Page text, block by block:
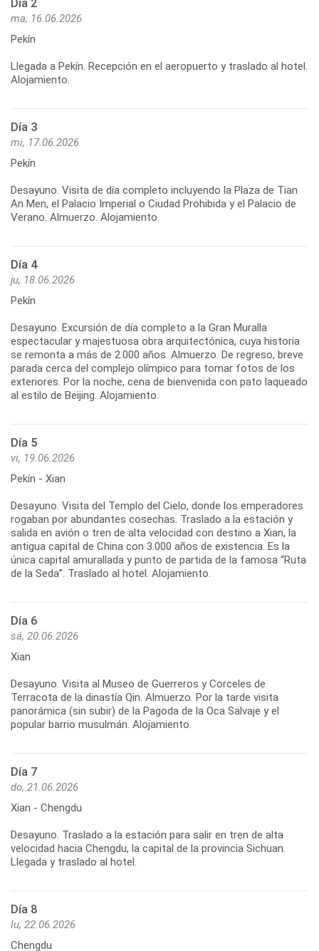
Día 2
ma, 16.06.2026
Pekín
Llegada a Pekín. Recepción en el aeropuerto y traslado al hotel.
Día 3
mi, 17.06.2026
Pekín
Desayuno. Visita de día completo incluyendo la Plaza de Tian
An Men, el Palacio Imperial o Ciudad Prohibida y el Palacio de
Día 4
ju, 18.06.2026
Pekín
Desayuno. Excursión de día completo a la Gran Muralla
espectacular y majestuosa obra arquitectónica, cuya historia
se remonta a más de 2.000 años. Almuerzo. De regreso, breve
parada cerca del complejo olímpico para tomar fotos de los
exteriores. Por la noche, cena de bienvenida con pato laqueado
Día 5
vi, 19.06.2026
Pekín - Xian
Desayuno. Visita del Templo del Cielo, donde los emperadores
rogaban por abundantes cosechas. Traslado a la estación y
salida en avión o tren de alta velocidad con destino a Xian, la
antigua capital de China con 3.000 años de existencia. Es la
única capital amurallada y punto de partida de la famosa “Ruta
Día 6
sá, 20.06.2026
Xian
Desayuno. Visita al Museo de Guerreros y Corceles de
Terracota de la dinastía Qin. Almuerzo. Por la tarde visita
panorámica (sin subir) de la Pagoda de la Oca Salvaje y el
Día 7
do, 21.06.2026
Xian - Chengdu
Desayuno. Traslado a la estación para salir en tren de alta
velocidad hacia Chengdu, la capital de la provincia Sichuan.
Día 8
lu, 22.06.2026
Chengdu